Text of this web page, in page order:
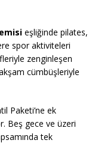
eşliğinde pilates,
spor aktiviteleri
zenginleşen
cümbüşleriyle
Paketi’ne ek
Beş gece ve üzeri
tek